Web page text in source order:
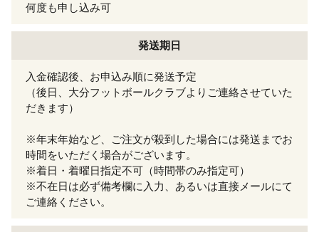
何度も申し込み可
発送期日
入金確認後、お申込み順に発送予定
（後日、大分フットボールクラブよりご連絡させていた
だきます）
※年末年始など、ご注文が殺到した場合には発送までお
時間をいただく場合がございます。
※着日・着曜日指定不可（時間帯のみ指定可）
※不在日は必ず備考欄に入力、あるいは直接メールにて
ご連絡ください。